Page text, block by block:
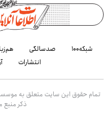
شبکه۱۰۰ صدسالگی
انتشارات
تمام حقوق این سایت متعلق به موسسه
ذکر منبع